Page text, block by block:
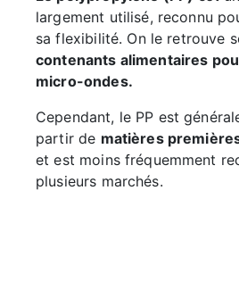
largement utilisé, reconnu
sa flexibilité. On le retrouve
contenants alimentaires
micro-ondes.
Cependant, le PP est
partir de matières
et est moins fréquemment
plusieurs marchés.